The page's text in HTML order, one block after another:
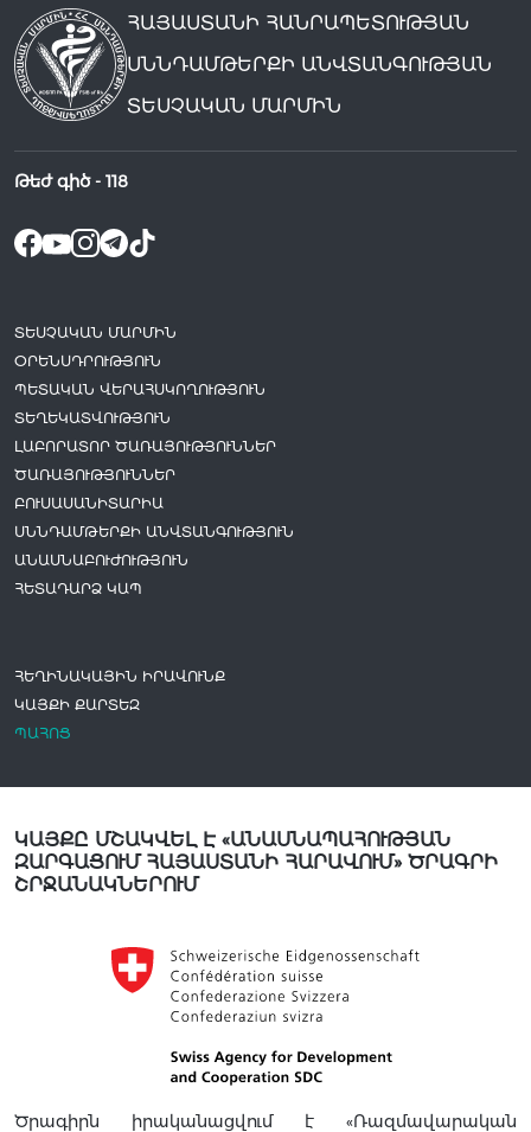
ՀԱՅԱՍՏԱՆԻ ՀԱՆՐԱՊԵՏՈՒԹՅԱՆ
ՍՆՆԴԱՄԹԵՐՔԻ ԱՆՎՏԱՆԳՈՒԹՅԱՆ
ՏԵՍՉԱԿԱՆ ՄԱՐՄԻՆ
Թեժ գիծ - 118
ՏԵՍՉԱԿԱՆ ՄԱՐՄԻՆ
ՕՐԵՆՍԴՐՈՒԹՅՈՒՆ
ՊԵՏԱԿԱՆ ՎԵՐԱՀՍԿՈՂՈՒԹՅՈՒՆ
ՏԵՂԵԿԱՏՎՈՒԹՅՈՒՆ
ԼԱԲՈՐԱՏՈՐ ԾԱՌԱՅՈՒԹՅՈՒՆՆԵՐ
ԾԱՌԱՅՈՒԹՅՈՒՆՆԵՐ
ԲՈՒՍԱՍԱՆԻՏԱՐԻԱ
ՍՆՆԴԱՄԹԵՐՔԻ ԱՆՎՏԱՆԳՈՒԹՅՈՒՆ
ԱՆԱՍՆԱԲՈՒԺՈՒԹՅՈՒՆ
ՀԵՏԱԴԱՐՁ ԿԱՊ
ՀԵՂԻՆԱԿԱՅԻՆ ԻՐԱՎՈՒՆՔ
ԿԱՅՔԻ ՔԱՐՏԵԶ
ՊԱՀՈՑ
ԿԱՅՔԸ ՄՇԱԿՎԵԼ Է «ԱՆԱՍՆԱՊԱՀՈՒԹՅԱՆ
ԶԱՐԳԱՑՈՒՄ ՀԱՅԱՍՏԱՆԻ ՀԱՐԱՎՈՒՄ» ԾՐԱԳՐԻ
ՇՐՋԱՆԱԿՆԵՐՈՒՄ
Ծրագիրն իրականացվում է «Ռազմավարական